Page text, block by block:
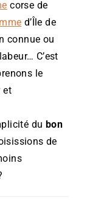
corse de
d’Île de
connue ou
C’est
le
et
du bon
de